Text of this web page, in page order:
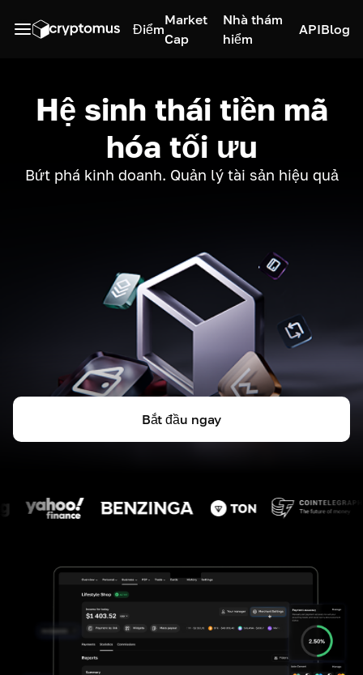
Điểm
Market
Cap
Nhà thám
hiểm
APIBlog
Hệ sinh thái tiền mã
hóa tối ưu
Bứt phá kinh doanh. Quản lý tài sản hiệu quả
Bắt đầu ngay